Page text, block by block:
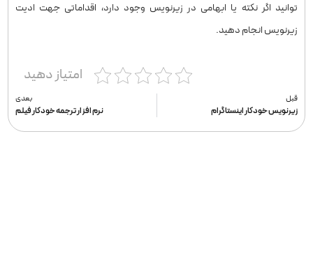
توانید اگر نکته یا ابهامی در زیرنویس وجود دارد، اقداماتی جهت ادیت
زیرنویس انجام دهید.
امتیاز دهید
قبل
زیرنویس خودکار اینستاگرام
بعدی
نرم افزار ترجمه خودکار فیلم